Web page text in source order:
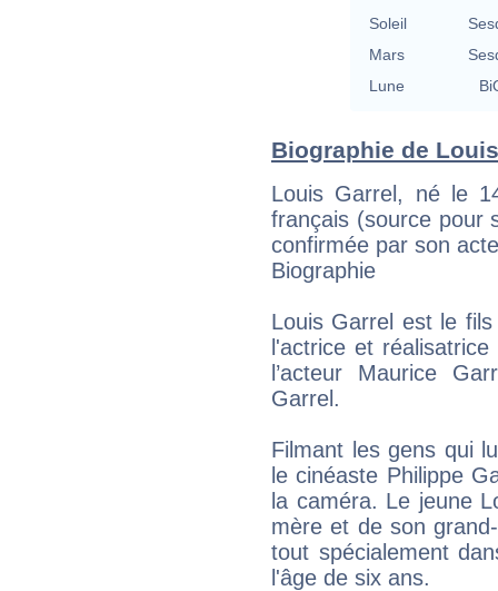
Soleil
Mars
Lune
Biographie de
Louis Garrel, né le
français (source pour
confirmée par son
Biographie
Louis Garrel est le
l'actrice et
l’acteur Maurice
Garrel.
Filmant les gens qui
le cinéaste Philippe
la caméra. Le jeune
mère et de son
tout spécialement
l'âge de six ans.